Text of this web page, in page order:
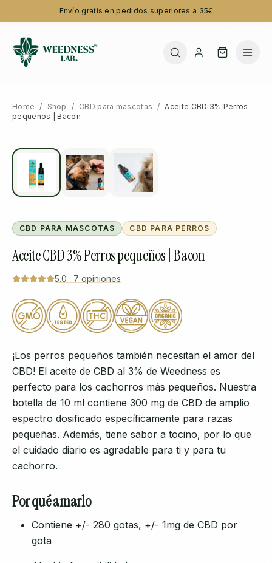
Envío gratis en pedidos superiores a 35€
Home / Shop / CBD para mascotas / Aceite CBD 3% Perros
pequeños | Bacon
CBD PARA MASCOTAS CBD PARA PERROS
Aceite CBD 3% Perros pequeños | Bacon
5.0 · 7 opiniones
¡Los perros pequeños también necesitan el amor del
CBD! El aceite de CBD al 3% de Weedness es
perfecto para los cachorros más pequeños. Nuestra
botella de 10 ml contiene 300 mg de CBD de amplio
espectro dosificado específicamente para razas
pequeñas. Además, tiene sabor a tocino, por lo que
el cuidado diario es agradable para ti y para tu
cachorro.
Por qué amarlo
Contiene +/- 280 gotas, +/- 1mg de CBD por
gota